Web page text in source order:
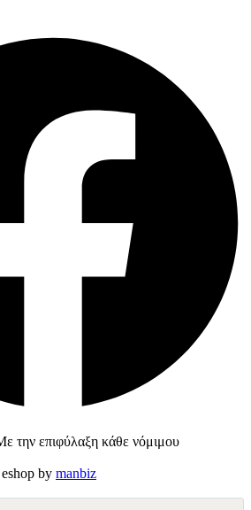
την επιφύλαξη κάθε νόμιμου
eshop by manbiz